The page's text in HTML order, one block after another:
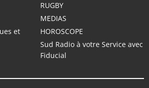
RUGBY
MEDIAS
et
HOROSCOPE
Sud Radio à votre Service avec
Fiducial